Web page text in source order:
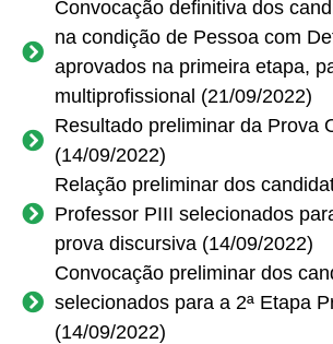
Convocação definitiva dos
na condição de Pessoa com
aprovados na primeira etapa,
multiprofissional (21/09/2022)
Resultado preliminar da Prova
(14/09/2022)
Relação preliminar dos
Professor PIII selecionados
prova discursiva (14/09/2022)
Convocação preliminar dos
selecionados para a 2ª Etapa
(14/09/2022)